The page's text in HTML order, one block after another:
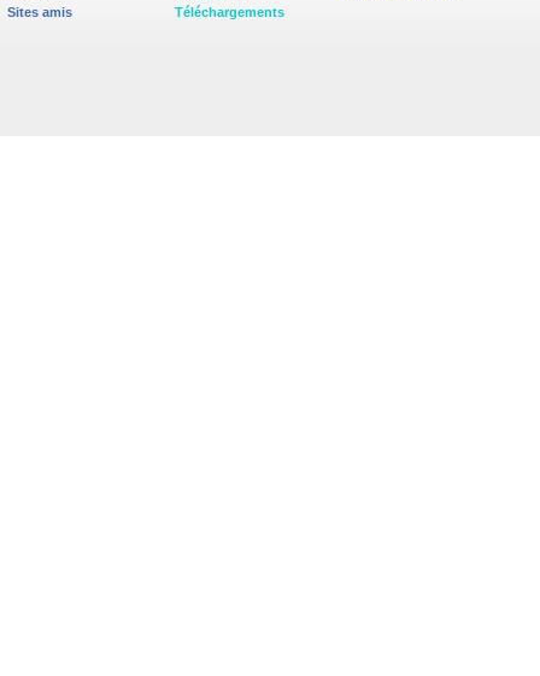
Sites amis
Téléchargements